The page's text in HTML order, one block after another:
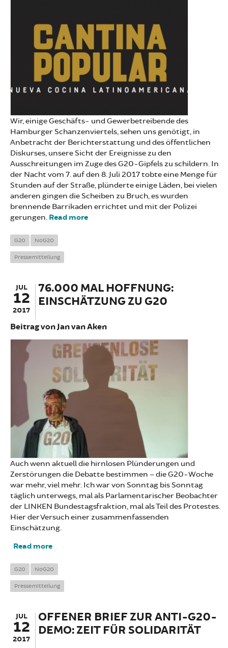
Wir, einige Geschäfts- und Gewerbetreibende des
Hamburger Schanzenviertels, sehen uns genötigt, in
Anbetracht der Berichterstattung und des öffentlichen
Diskurses, unsere Sicht der Ereignisse zu den
Ausschreitungen im Zuge des G20-Gipfels zu schildern. In
der Nacht vom 7. auf den 8. Juli 2017 tobte eine Menge für
Stunden auf der Straße, plünderte einige Läden, bei vielen
anderen gingen die Scheiben zu Bruch, es wurden
brennende Barrikaden errichtet und mit der Polizei
gerungen. Read more
G20 NoG20
Pressemitteilung
JUL
12
2017
76.000 MAL HOFFNUNG:
EINSCHÄTZUNG ZU G20
Beitrag von Jan van Aken
Auch wenn aktuell die hirnlosen Plünderungen und
Zerstörungen die Debatte bestimmen – die G20-Woche
war mehr, viel mehr. Ich war von Sonntag bis Sonntag
täglich unterwegs, mal als Parlamentarischer Beobachter
der LINKEN Bundestagsfraktion, mal als Teil des Protestes.
Hier der Versuch einer zusammenfassenden
Einschätzung.
Read more
G20 NoG20
Pressemitteilung
JUL
12
2017
OFFENER BRIEF ZUR ANTI-G20-
DEMO: ZEIT FÜR SOLIDARITÄT